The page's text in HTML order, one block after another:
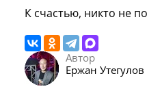
К счастью, никто не
Автор
Ержан Утегулов